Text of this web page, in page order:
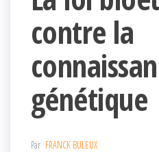
contre la
génétique
Par FRANCK BULEUX